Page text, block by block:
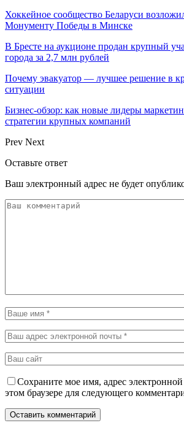
Хоккейное сообщество Беларуси
Монументу Победы в Минске
В Бресте на аукционе продан крупный
города за 2,7 млн рублей
Почему эвакуатор — лучшее решение в
ситуации
Бизнес-обзор: как новые лидеры
стратегии крупных компаний
Prev Next
Оставьте ответ
Ваш электронный адрес не будет
Сохраните мое имя, адрес
этом браузере для следующего